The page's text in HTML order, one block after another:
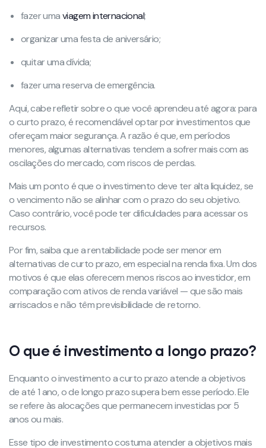
fazer umaviagem internacional;
organizar uma festa de aniversário;
quitar uma dívida;
fazer uma reserva de emergência.
Aqui, cabe refletir sobre o que você aprendeu até agora: para
o curto prazo, é recomendável optar por investimentos que
ofereçam maior segurança. A razão é que, em períodos
menores, algumas alternativas tendem a sofrer mais com as
oscilações do mercado, com riscos de perdas.
Mais um ponto é que o investimento deve ter alta liquidez, se
o vencimento não se alinhar com o prazo do seu objetivo.
Caso contrário, você pode ter dificuldades para acessar os
recursos.
Por fim, saiba que a rentabilidade pode ser menor em
alternativas de curto prazo, em especial na renda fixa. Um dos
motivos é que elas oferecem menos riscos ao investidor, em
comparação com ativos de renda variável — que são mais
arriscados e não têm previsibilidade de retorno.
O que é investimento a longo prazo?
Enquanto o investimento a curto prazo atende a objetivos
de até 1 ano, o de longo prazo supera bem esse período. Ele
se refere às alocações que permanecem investidas por 5
anos ou mais.
Esse tipo de investimento costuma atender a objetivos mais